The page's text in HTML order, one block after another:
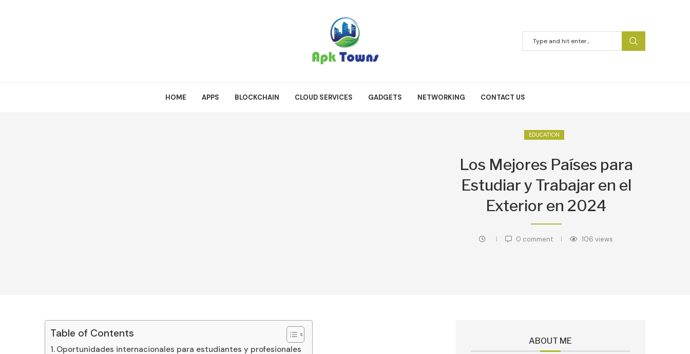
HOME APPS BLOCKCHAIN CLOUD SERVICES GADGETS NETWORKING CONTACT US
EDUCATION
Los Mejores Países para
Estudiar y Trabajar en el
Exterior en 2024
0 comment 106 views
Table of Contents
Oportunidades internacionales para estudiantes y profesionales
ABOUT ME